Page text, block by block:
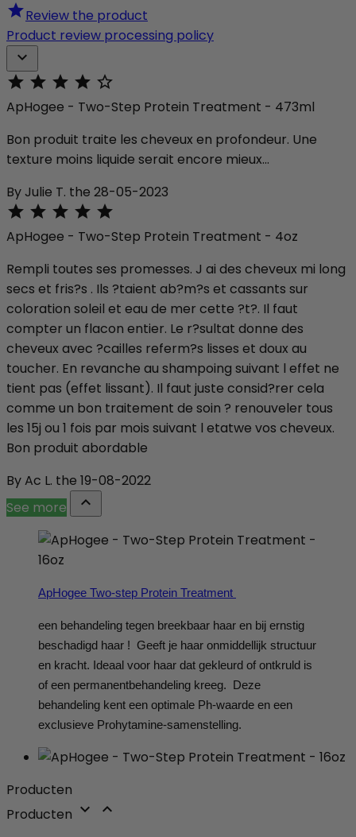
Review the product
Product review processing policy

    
ApHogee - Two-Step Protein Treatment - 473ml
Bon produit traite les cheveux en profondeur. Une
texture moins liquide serait encore mieux...
By Julie T. the 28-05-2023
    
ApHogee - Two-Step Protein Treatment - 4oz
Rempli toutes ses promesses. J ai des cheveux mi long
secs et fris?s . Ils ?taient ab?m?s et cassants sur
coloration soleil et eau de mer cette ?t?. Il faut
compter un flacon entier. Le r?sultat donne des
cheveux avec ?cailles referm?s lisses et doux au
toucher. En revanche au shampoing suivant l effet ne
tient pas (effet lissant). Il faut juste consid?rer cela
comme un bon traitement de soin ? renouveler tous
les 15j ou 1 fois par mois suivant l etatwe vos cheveux.
Bon produit abordable
By Ac L. the 19-08-2022
See more

ApHogee Two-step Protein Treatment
een behandeling tegen breekbaar haar en bij ernstig
beschadigd haar ! Geeft je haar onmiddellijk structuur
en kracht. Ideaal voor haar dat gekleurd of ontkruld is
of een permanentbehandeling kreeg. Deze
behandeling kent een optimale Ph-waarde en een
exclusieve Prohytamine-samenstelling.
Producten
Producten  